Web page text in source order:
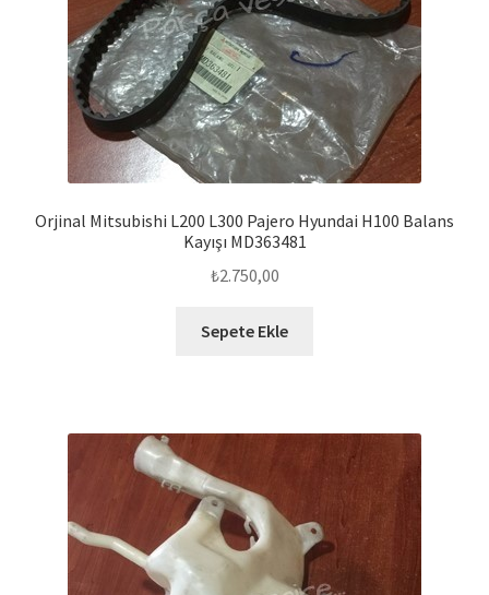
Orjinal Mitsubishi L200 L300 Pajero Hyundai H100 Balans
Kayışı MD363481
₺2.750,00
Sepete Ekle